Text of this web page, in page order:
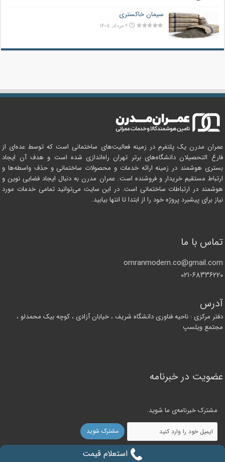
استعلام قیمت
سیمان خاکستری
۶ مرداد, ۱۴۰۵
عمران مدرن یک پلتفرم در زمینه فعالیت‌های ساختمانی است که توسط عده‌ای از
فارغ التحصیلان دانشگاه‌های برتر تهران راه‌اندازی شده است و هدف آن ایجاد
بستری هوشمند در زمینه ارائه خدمات و محصولات ساختمانی و حذف واسطه‌ها و
ارتباط مستقیم خریدار و فروشنده است. عمران مدرن به دنبال ایجاد فضایی نوین و
هوشمند در ارتباطات ساختمانی است. در این سایت می‌توانید تمامی خدمات مورد
نیاز برای پیشبرد پروژه خود را از ابتدا تا انتها بیابید.
تماس با ما
omranmodern.co@gmail.com
۰۲۱-۶۸۳۳۶۲۲۰
آدرس
دفتر مرکزی : ناحیه فناوری دانشگاه شریف ، خیابان آزادی ، کوچه بیک محمدلو ،
مجتمع ویلسپ
عضویت در خبرنامه
مشترک خبرنامه‌ی ما شوید.